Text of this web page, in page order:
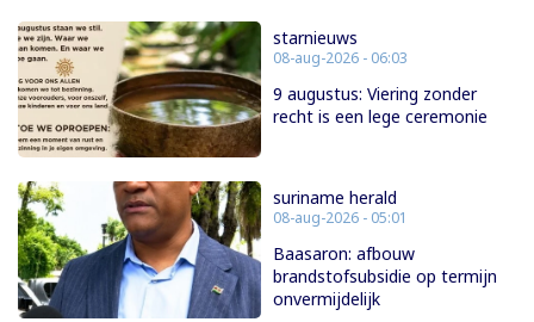
starnieuws
08-aug-2026 - 06:03
9 augustus: Viering zonder
recht is een lege ceremonie
suriname herald
08-aug-2026 - 05:01
Baasaron: afbouw
brandstofsubsidie op termijn
onvermijdelijk